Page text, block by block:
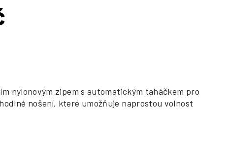
nylonovým zipem s automatickým taháčkem pro
nošení, které umožňuje naprostou volnost